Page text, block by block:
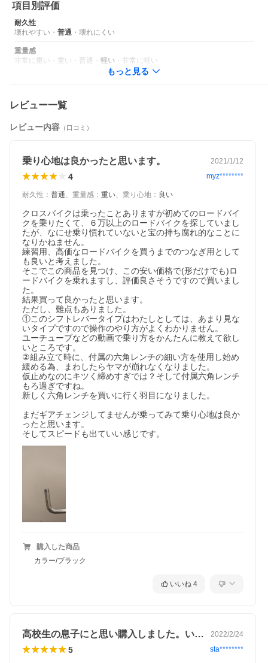
項目別評価
耐久性
壊れやすい ・ 普通 ・ 壊れにくい
重量感
非常に重い ・ 重い ・ 普通 ・ 軽い ・ 非常に軽い
もっと見る
レビュー一覧
レビュー内容 （口コミ）
乗り心地は良かったと思います。 2021/1/12
4 myz********
耐久性 ： 普通、 重量感 ： 重い、 乗り心地 ： 良い
クロスバイクは乗ったことありますが初めてのロードバイ
クを乗りたくて、６万以上のロードバイクを探していまし
たが、なにせ乗り慣れていないと宝の持ち腐れ的なことに
なりかねません。
練習用、高価なロードバイクを買うまでのつなぎ用として
も良いと考えました。
そこでこの商品を見つけ、この安い価格で(形だけでも)ロ
ードバイクを乗れますし、評価良さそうですので買いまし
た。
結果買って良かったと思います。
ただし、難点もありました。
①このシフトレバータイプはわたしとしては、あまり見な
いタイプですので操作のやり方がよくわかりません。
ユーチューブなどの動画で乗り方をかんたんに教えて欲し
いところです。
②組み立て時に、付属の六角レンチの細い方を使用し始め
緩める為、まわしたらヤマが崩れなくなりました。
仮止めなのにキツく締めすぎでは？そして付属六角レンチ
もろ過ぎですね。
新しく六角レンチを買いに行く羽目になりました。
まだギアチェンジしてませんが乗ってみて乗り心地は良か
ったと思います。
そしてスピードも出ていい感じです。
購入した商品
カラー/ブラック
いいね 4
高校生の息子にと思い購入しました。いろ… 2022/2/24
5 sta********